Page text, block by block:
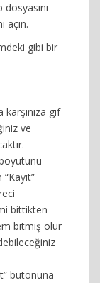
açın.
gibi bir
karşınıza gif
ve
bittikten
bitmiş olur
butonuna